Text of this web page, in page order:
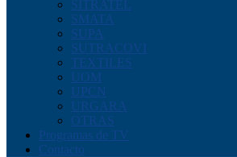
SITRATEL
SMATA
SUPA
SUTRACOVI
TEXTILES
UOM
UPCN
URGARA
OTRAS
Programas de TV
Contacto